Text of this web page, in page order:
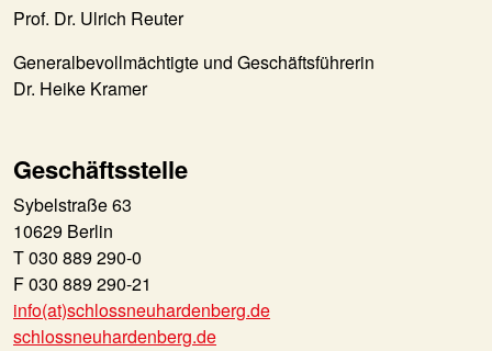
Prof. Dr. Ulrich Reuter
Generalbevollmächtigte und Geschäftsführerin
Dr. Heike Kramer
Geschäftsstelle
Sybelstraße 63
10629 Berlin
T 030 889 290-0
F 030 889 290-21
info(at)schlossneuhardenberg.de
schlossneuhardenberg.de